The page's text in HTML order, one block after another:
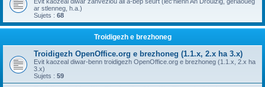
ar stlenneg, h.a.)
Sujets : 68
Troidigezh e brezhoneg
Troidigezh OpenOffice.org e brezhoneg (1.1.x, 2.x ha 3.x)
Evit kaozeal diwar-benn troidigezh OpenOffice.org e brezhoneg (1.1.x, 2.x ha
3.x)
Sujets : 59